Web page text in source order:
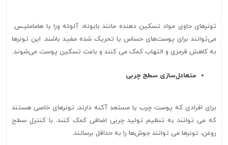
تونرهای حاوی مواد تسکین دهنده مانند بابونه، آلوئه ورا یا هاماملیس
می‌توانند برای پوست‌های حساس یا تحریک شده مفید باشند. این تونرها
به کاهش قرمزی و التهاب کمک می کنند و باعث تسکین پوست می‌شوند.
متعادل‌سازی سطح چربی
برای افرادی که پوست چرب یا مستعد آکنه دارند، تونرهای خاصی هستند
که می توانند به تنظیم تولید چربی اضافی کمک کنند. با کنترل سطح
روغن، تونرها می توانند جوش‌ها را به حداقل برسانند.